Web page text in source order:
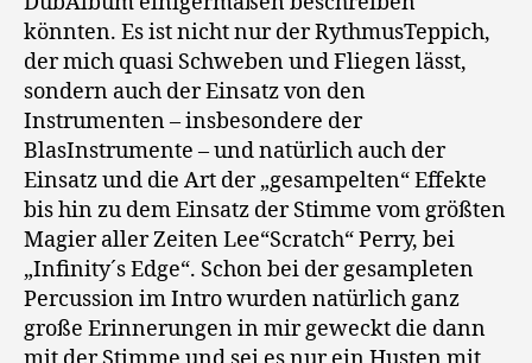
könnten. Es ist nicht nur der RythmusTeppich,
der mich quasi Schweben und Fliegen lässt,
sondern auch der Einsatz von den
Instrumenten – insbesondere der
BlasInstrumente – und natürlich auch der
Einsatz und die Art der „gesampelten“ Effekte
bis hin zu dem Einsatz der Stimme vom größten
Magier aller Zeiten Lee“Scratch“ Perry, bei
„Infinity´s Edge“. Schon bei der gesampleten
Percussion im Intro wurden natürlich ganz
große Erinnerungen in mir geweckt die dann